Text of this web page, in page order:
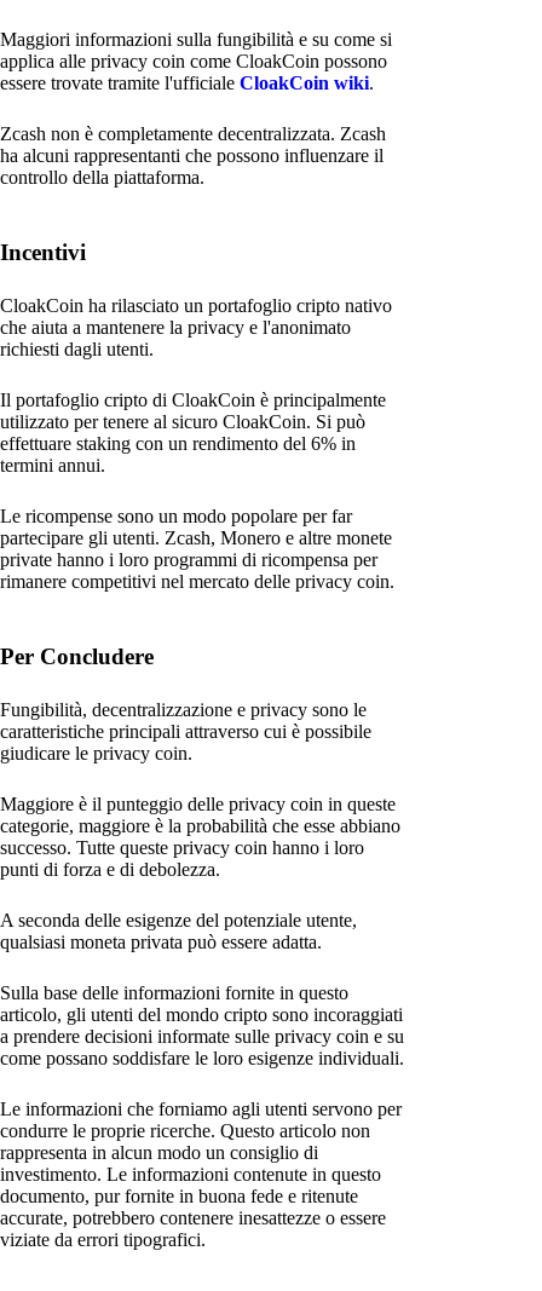
Maggiori informazioni sulla fungibilità e su come si
applica alle privacy coin come CloakCoin possono
essere trovate tramite l'ufficiale CloakCoin wiki.
Zcash non è completamente decentralizzata. Zcash
ha alcuni rappresentanti che possono influenzare il
controllo della piattaforma.
Incentivi
CloakCoin ha rilasciato un portafoglio cripto nativo
che aiuta a mantenere la privacy e l'anonimato
richiesti dagli utenti.
Il portafoglio cripto di CloakCoin è principalmente
utilizzato per tenere al sicuro CloakCoin. Si può
effettuare staking con un rendimento del 6% in
termini annui.
Le ricompense sono un modo popolare per far
partecipare gli utenti. Zcash, Monero e altre monete
private hanno i loro programmi di ricompensa per
rimanere competitivi nel mercato delle privacy coin.
Per Concludere
Fungibilità, decentralizzazione e privacy sono le
caratteristiche principali attraverso cui è possibile
giudicare le privacy coin.
Maggiore è il punteggio delle privacy coin in queste
categorie, maggiore è la probabilità che esse abbiano
successo. Tutte queste privacy coin hanno i loro
punti di forza e di debolezza.
A seconda delle esigenze del potenziale utente,
qualsiasi moneta privata può essere adatta.
Sulla base delle informazioni fornite in questo
articolo, gli utenti del mondo cripto sono incoraggiati
a prendere decisioni informate sulle privacy coin e su
come possano soddisfare le loro esigenze individuali.
Le informazioni che forniamo agli utenti servono per
condurre le proprie ricerche. Questo articolo non
rappresenta in alcun modo un consiglio di
investimento. Le informazioni contenute in questo
documento, pur fornite in buona fede e ritenute
accurate, potrebbero contenere inesattezze o essere
viziate da errori tipografici.